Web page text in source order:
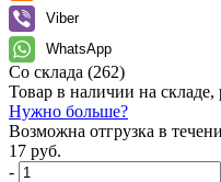
Viber
WhatsApp
Со склада (262)
Товар в наличии на складе,
Нужно больше?
Возможна отгрузка в
17 руб.
-